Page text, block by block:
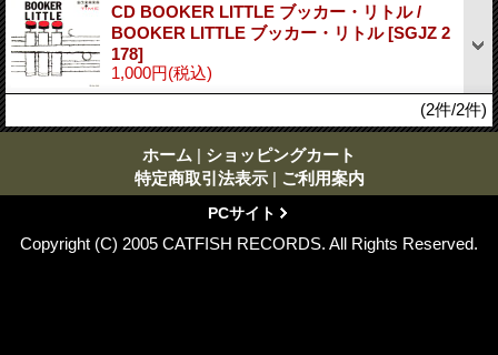
CD BOOKER LITTLE ブッカー・リトル /
BOOKER LITTLE ブッカー・リトル[SGJZ 2
178]
1,000円(税込)
(2件/2件)
ホーム | ショッピングカート
特定商取引法表示 | ご利用案内
PCサイト
Copyright (C) 2005 CATFISH RECORDS. All Rights Reserved.